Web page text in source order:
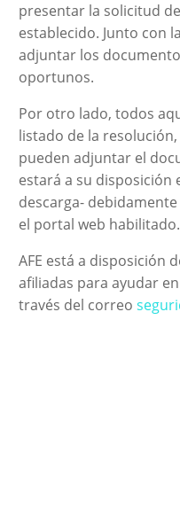
presentar la solicitud
establecido. Junto con
adjuntar los
oportunos.
Por otro lado, todos
listado de la
pueden adjuntar el
estará a su disposición
descarga-
el portal web habilitado.
AFE está a disposición
afiliadas para ayudar
través del correo